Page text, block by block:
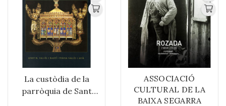
La custòdia de la
parròquia de Sant
ASSOCIACIÓ
CULTURAL DE LA
BAIXA SEGARRA